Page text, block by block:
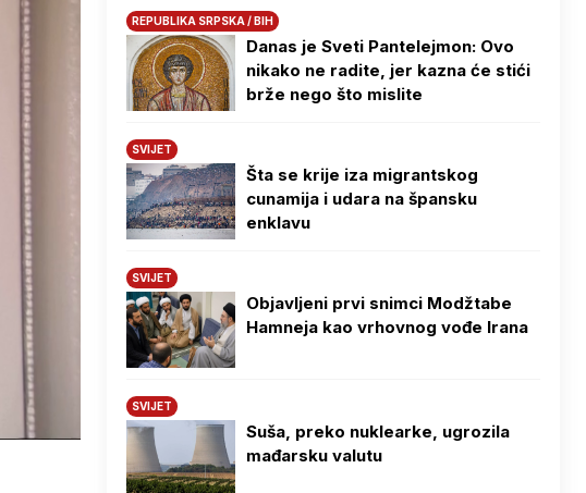
REPUBLIKA SRPSKA / BIH
Danas je Sveti Pantelejmon: Ovo
nikako ne radite, jer kazna će stići
brže nego što mislite
SVIJET
Šta se krije iza migrantskog
cunamija i udara na špansku
enklavu
SVIJET
Objavljeni prvi snimci Modžtabe
Hamneja kao vrhovnog vođe Irana
SVIJET
Suša, preko nuklearke, ugrozila
mađarsku valutu